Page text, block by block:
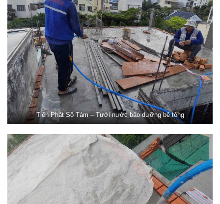
Tiến Phát Số Tám – Tưới nước bảo dưỡng bê tông